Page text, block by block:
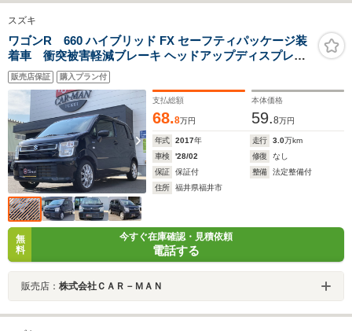
スズキ
ワゴンR 660 ハイブリッド FX セーフティパッケージ装
着車 衝突被害軽減ブレーキ ヘッドアップディスプレイ
社外SDナビ/フルセグTV/バックカメラ ナビ連動ドラレコ
ハイブリッドエネチャージ シートヒーター スマートキー/
プッシュスタート
販売店保証 購入プラン付
支払総額
68.8万円
本体価格
59.8万円
年式 2017年 走行 3.0万km
車検
'28/02 修復
なし
保証
保証付 整備
法定整備付
住所
福井県福井市
無
料
今すぐ在庫確認・見積依頼
電話する
販売店： 株式会社ＣＡＲ－ＭＡＮ